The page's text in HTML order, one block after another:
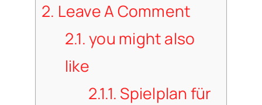
2. Leave A Comment
2.1.you might also
like
2.1.1. Spielplan für